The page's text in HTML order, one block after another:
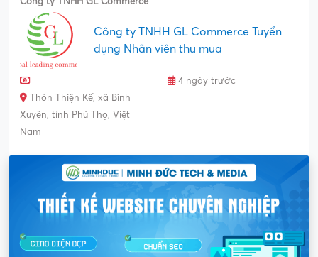
Công ty TNHH GL Commerce Tuyển
dụng Nhân viên thu mua
4 ngày trước
Thôn Thiện Kế, xã Bình
Xuyên, tỉnh Phú Thọ, Việt
Nam